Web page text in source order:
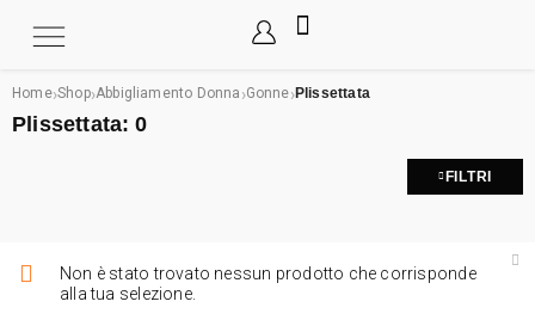
Home›Shop›Abbigliamento Donna ›Gonne›Plissettata
Plissettata:0
FILTRI
Non è stato trovato nessun prodotto che corrisponde
alla tua selezione.